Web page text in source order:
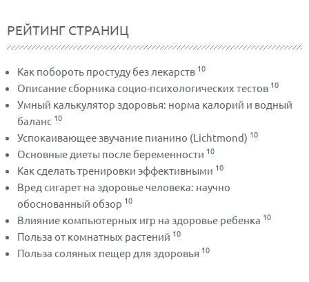
РЕЙТИНГ СТРАНИЦ
Как побороть простуду без лекарств 10
Описание сборника социо-психологических тестов 10
Умный калькулятор здоровья: норма калорий и водный
баланс 10
Успокаивающее звучание пианино (Lichtmond) 10
Основные диеты после беременности 10
Как сделать тренировки эффективными 10
Вред сигарет на здоровье человека: научно
обоснованный обзор 10
Влияние компьютерных игр на здоровье ребенка 10
Польза от комнатных растений 10
Польза соляных пещер для здоровья 10